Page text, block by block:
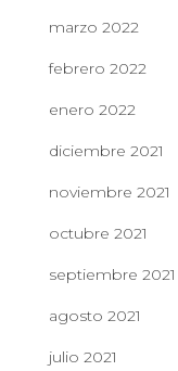
marzo 2022
febrero 2022
enero 2022
diciembre 2021
noviembre 2021
octubre 2021
septiembre 2021
agosto 2021
julio 2021